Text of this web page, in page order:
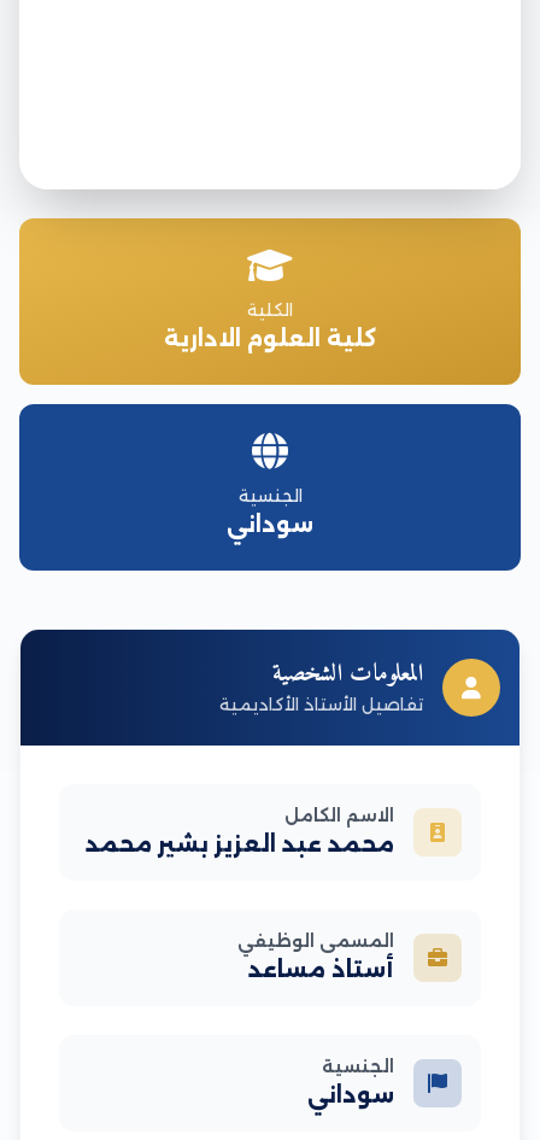
الكلية
كلية العلوم الادارية
الجنسية
سوداني
المعلومات الشخصية
تفاصيل الأستاذ الأكاديمية
الاسم الكامل
محمد عبد العزيز بشير محمد
المسمى الوظيفي
أستاذ مساعد
الجنسية
سوداني